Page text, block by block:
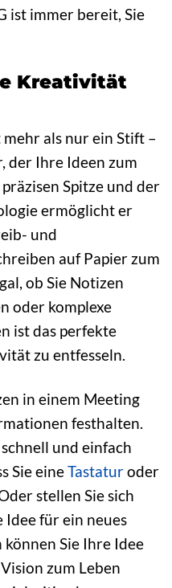
ist immer bereit, Sie
Kreativität
mehr als nur ein Stift –
der Ihre Ideen zum
Spitze und der
ermöglicht er
und
auf Papier zum
ob Sie Notizen
oder komplexe
ist das perfekte
zu entfesseln.
in einem Meeting
festhalten.
und einfach
Sie eineTastaturoder
stellen Sie sich
Idee für ein neues
Sie Ihre Idee
zum Leben